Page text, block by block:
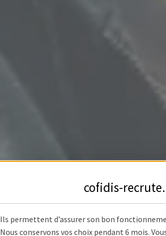
cofidis-
Ils permettent d’assurer son bon
Nous conservons vos choix pendant 6 mois.